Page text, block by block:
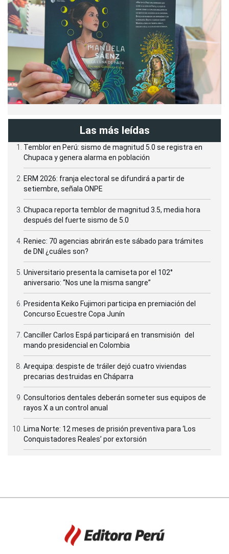
Las más leídas
Temblor en Perú: sismo de magnitud 5.0 se registra en
Chupaca y genera alarma en población
ERM 2026: franja electoral se difundirá a partir de
setiembre, señala ONPE
Chupaca reporta temblor de magnitud 3.5, media hora
después del fuerte sismo de 5.0
Reniec: 70 agencias abrirán este sábado para trámites
de DNI ¿cuáles son?
Universitario presenta la camiseta por el 102°
aniversario: “Nos une la misma sangre”
Presidenta Keiko Fujimori participa en premiación del
Concurso Ecuestre Copa Junín
Canciller Carlos Espá participará en transmisión del
mando presidencial en Colombia
Arequipa: despiste de tráiler dejó cuatro viviendas
precarias destruidas en Cháparra
Consultorios dentales deberán someter sus equipos de
rayos X a un control anual
Lima Norte: 12 meses de prisión preventiva para ‘Los
Conquistadores Reales’ por extorsión